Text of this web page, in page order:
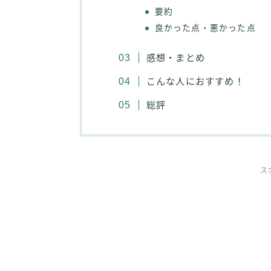
要約
良かった点・悪かった点
感想・まとめ
こんな人におすすめ！
総評
ス